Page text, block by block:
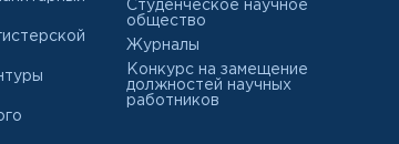
Студенческое научное
общество
Журналы
Конкурс на замещение
должностей научных
работников